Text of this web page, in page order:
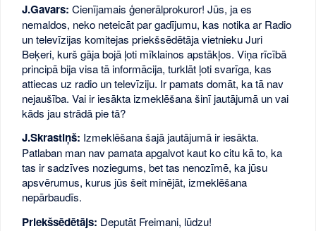
J.Gavars: Cienījamais ģenerālprokuror! Jūs, ja es
nemaldos, neko neteicāt par gadījumu, kas notika ar Radio
un televīzijas komitejas priekšsēdētāja vietnieku Juri
Beķeri, kurš gāja bojā ļoti mīklainos apstākļos. Viņa rīcībā
principā bija visa tā informācija, turklāt ļoti svarīga, kas
attiecas uz radio un televīziju. Ir pamats domāt, ka tā nav
nejaušība. Vai ir iesākta izmeklēšana šinī jautājumā un vai
kāds jau strādā pie tā?
J.Skrastiņš: Izmeklēšana šajā jautājumā ir iesākta.
Patlaban man nav pamata apgalvot kaut ko citu kā to, ka
tas ir sadzīves noziegums, bet tas nenozīmē, ka jūsu
apsvērumus, kurus jūs šeit minējāt, izmeklēšana
nepārbaudīs.
Priekšsēdētājs: Deputāt Freimani, lūdzu!